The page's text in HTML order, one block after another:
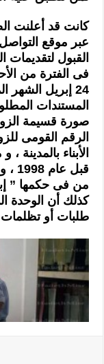
كانت قد أعلنت
عبر موقع
القبول لتقديمات
24 إبريل
المستندات
صورة قسيمة
الرقم القومى
الأبناء بالمدينة
من فى حكمها ”
كذلك أن الوحدة
طلبات أو تظلمات